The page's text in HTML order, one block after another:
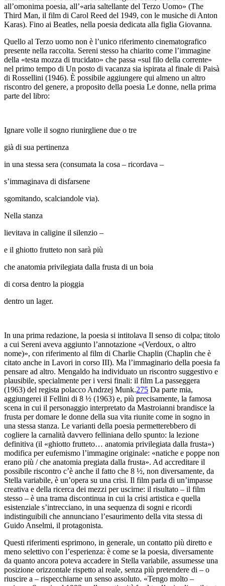
all’omonima poesia, all’«aria saltellante del Terzo Uomo» (The
Third Man, il film di Carol Reed del 1949, con le musiche di Anton
Karas). Fino ai Beatles, nella poesia dedicata alla figlia Giovanna.
Quello al Terzo uomo non è l’unico riferimento cinematografico
presente nella raccolta. Sereni stesso ha chiarito come l’immagine
della «testa mozza di trucidato» che passa «sul filo della corrente»
nel primo tempo di Un posto di vacanza sia ispirata al finale di Paisà
di Rossellini (1946). È possibile aggiungere qui almeno un altro
riscontro del genere, a proposito della poesia Le donne, nella prima
parte del libro:
Ignare volle il sogno riunirgliene due o tre
già di sua pertinenza
in una stessa sera (consumata la cosa – ricordava –
s’immaginava di disfarsene
sgomitando, scalciandole via).
Nella stanza
lievitava in caligine il silenzio –
e il ghiotto frutteto non sarà più
che anatomia privilegiata dalla frusta di un boia
di corsa dentro la pioggia
dentro un lager.
In una prima redazione, la poesia si intitolava Il senso di colpa; titolo
a cui Sereni aveva aggiunto l’annotazione «(Verdoux, o altro
nome)», con riferimento al film di Charlie Chaplin (Chaplin che è
citato anche in Lavori in corso III). Ma l’immaginario della poesia fa
pensare ad altro. Mengaldo ha individuato un riscontro suggestivo e
plausibile, specialmente per i versi finali: il film La passeggera
(1963) del regista polacco Andrzej Munk.275 Da parte mia,
aggiungerei il Fellini di 8 ½ (1963) e, più precisamente, la famosa
scena in cui il personaggio interpretato da Mastroianni brandisce la
frusta per domare le donne della sua vita riunite come in sogno in
una stessa stanza. Le varianti della poesia permetterebbero di
cogliere la carnalità davvero felliniana dello spunto: la lezione
definitiva (il «ghiotto frutteto… anatomia privilegiata dalla frusta»)
modifica per eufemismo l’immagine originale: «natiche e poppe non
erano più / che anatomia pregiata dalla frusta». Ad accreditare il
possibile riscontro c’è anche il fatto che 8 ½, non diversamente, da
Stella variabile, è un’opera su una crisi. Il film parla di un’impasse
creativa e della ricerca dei mezzi per uscirne: il risultato – il film
stesso – è una trama discontinua in cui la crisi artistica e quella
esistenziale s’intrecciano, in una sequenza di sogni e ricordi
indistinguibili che annunciano l’esaurimento della vita stessa di
Guido Anselmi, il protagonista.
Questi riferimenti esprimono, in generale, un contatto più diretto e
meno selettivo con l’esperienza: è come se la poesia, diversamente
da quanto ancora poteva accadere in Stella variabile, assumesse una
posizione orizzontale rispetto al reale, senza più pretendere di – o
riuscire a – rispecchiarne un senso assoluto. «Tengo molto –